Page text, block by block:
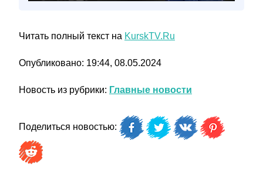
Читать полный текст на KurskTV.Ru
Опубликовано: 19:44, 08.05.2024
Новость из рубрики: Главные новости
Поделиться новостью: